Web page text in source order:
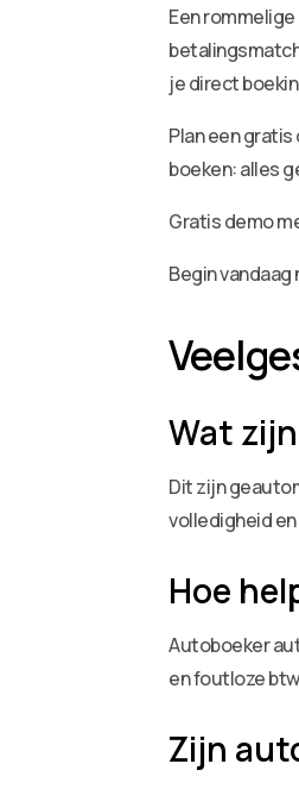
Een
je direct
Plan een
boeken: alles
Gratis demo
Begin
Wat
Dit zijn
volledigheid
Hoe
Autoboeker
en foutloze
Zijn